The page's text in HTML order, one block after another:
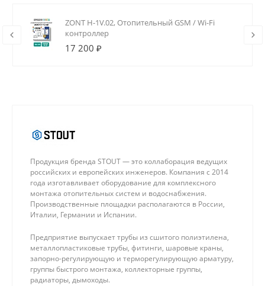
ZONT H-1V.02, Отопительный GSM / Wi-Fi
контроллер
17 200 ₽
Продукция бренда STOUT — это коллаборация ведущих
российских и европейских инженеров. Компания с 2014
года изготавливает оборудование для комплексного
монтажа отопительных систем и водоснабжения.
Производственные площадки располагаются в России,
Италии, Германии и Испании.
Предприятие выпускает трубы из сшитого полиэтилена,
металлопластиковые трубы, фитинги, шаровые краны,
запорно-регулирующую и терморегулирующую арматуру,
группы быстрого монтажа, коллекторные группы,
радиаторы, дымоходы.